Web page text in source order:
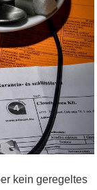
kein geregeltes